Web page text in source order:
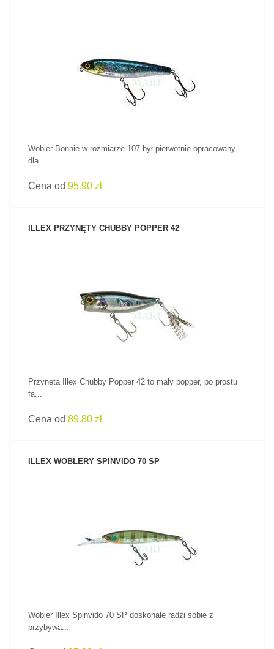
ZOBACZ PRODUKT
Wobler Bonnie w rozmiarze 107 był pierwotnie opracowany
dla...
Cena od 95.90 zł
ILLEX PRZYNĘTY CHUBBY POPPER 42
ZOBACZ PRODUKT
Przynęta Illex Chubby Popper 42 to mały popper, po prostu
fa...
Cena od 89.80 zł
ILLEX WOBLERY SPINVIDO 70 SP
Wobler Illex Spinvido 70 SP doskonale radzi sobie z
przybywa...